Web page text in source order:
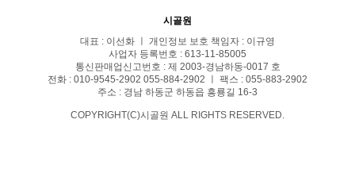
시골원
대표 : 이선화 ㅣ 개인정보 보호 책임자 : 이규영
사업자 등록번호 : 613-11-85005
통신판매업신고번호 : 제 2003-경남하동-0017 호
전화 : 010-9545-2902 055-884-2902 ㅣ 팩스 : 055-883-2902
주소 : 경남 하동군 하동읍 흥룡길 16-3
COPYRIGHT(C)시골원 ALL RIGHTS RESERVED.